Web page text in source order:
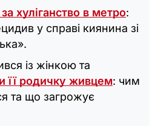
за хуліганство в метро:
у справі киянина зі
із жінкою та
її родичку живцем: чим
та що загрожує